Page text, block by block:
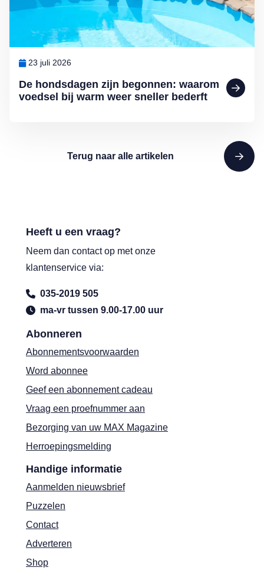
De hondsdagen zijn begonnen: waarom
voedsel bij warm weer sneller bederft
23 juli 2026
Terug naar alle artikelen
Abonneren
Abonnementsvoorwaarden
Word abonnee
Geef een abonnement cadeau
Vraag een proefnummer aan
Bezorging van uw MAX Magazine
Herroepingsmelding
Handige informatie
Aanmelden nieuwsbrief
Puzzelen
Contact
Adverteren
Shop
Heeft u een vraag?
Neem dan contact op met onze
klantenservice via:
035-2019 505
ma-vr tussen 9.00-17.00 uur